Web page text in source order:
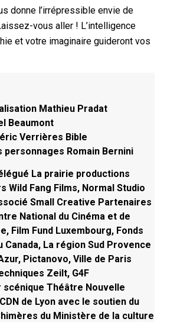
donne l’irrépressible envie de
vous aller ! L’intelligence
et votre imaginaire guideront vos
Mathieu Pradat
Beaumont
Verrières Bible
personnages Romain Bernini
La prairie productions
Wild Fang Films, Normal Studio
Small Creative Partenaires
National du Cinéma et de
Film Fund Luxembourg, Fonds
Canada, La région Sud Provence
Pictanovo, Ville de Paris
Zeilt, G4F
scénique Théâtre Nouvelle
de Lyon avec le soutien du
du Ministère de la culture